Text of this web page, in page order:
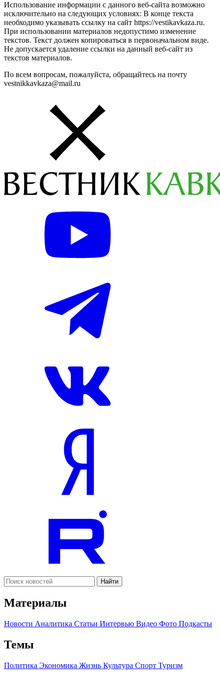
Использование информации с данного веб-сайта возможно
исключительно на следующих условиях: В конце текста
необходимо указывать ссылку на сайт https://vestikavkaza.ru.
При использовании материалов недопустимо изменение
текстов. Текст должен копироваться в первоначальном виде.
Не допускается удаление ссылки на данный веб-сайт из
текстов материалов.
По всем вопросам, пожалуйста, обращайтесь на почту
vestnikkavkaza@mail.ru
Найти
Материалы
Новости Аналитика Статьи Интервью Видео Фото Подкасты
Темы
Политика Экономика Жизнь Культура Спорт Туризм